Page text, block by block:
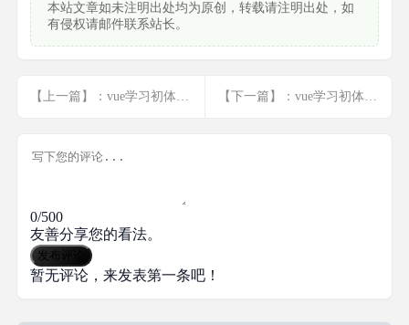
本站文章如未注明出处均为原创，转载请注明出处，如
有侵权请邮件联系站长。
【上一篇】：vue学习初体验(1) 【下一篇】：vue学习初体验(3)
0/500
友善分享您的看法。
发布评论
暂无评论，来发表第一条吧！